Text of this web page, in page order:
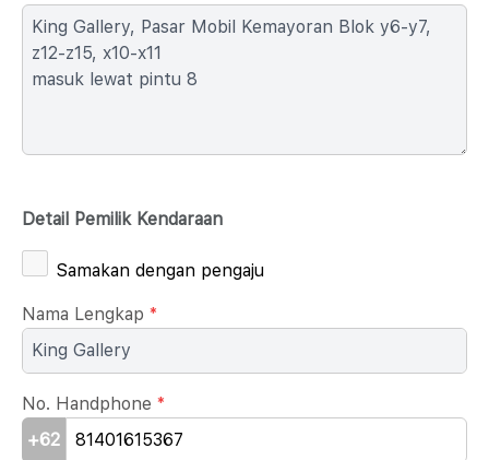
Detail Pemilik Kendaraan
Samakan dengan pengaju
Nama Lengkap *
No. Handphone *
+62